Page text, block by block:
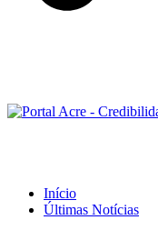
Início
Últimas Notícias